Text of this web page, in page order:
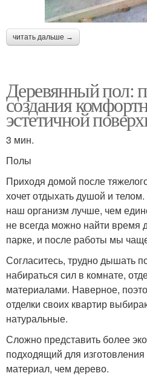
читать дальше →
Деревянный пол:
создания
эстетичной
3 мин.
Полы
Приходя домой после
хочет отдыхать душой и
наш организм лучше, чем
не всегда можно найти время
парке, и после работы мы
Согласитесь, трудно дышать
набираться сил в комнате,
материалами. Наверное,
отделки своих квартир
натуральные.
Сложно представить более
подходящий для
материал, чем дерево.